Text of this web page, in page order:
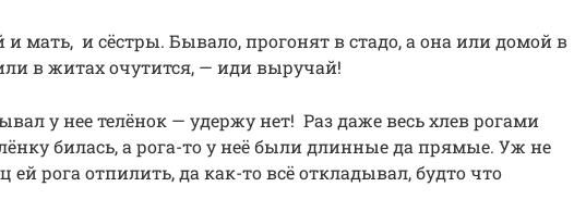
мать, и сёстры. Бывало, прогонят в стадо, а она или домой в
в житах очутится, — иди выручай!
у нее телёнок — удержу нет! Раз даже весь хлев рогами
билась, а рога-то у неё были длинные да прямые. Уж не
ей рога отпилить, да как-то всё откладывал, будто что